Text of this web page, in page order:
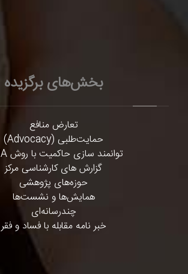
بخش‌های برگزیده
تعارض منافع
حمایت‌طلبی (Advocacy)
توانمند سازی حاکمیت با روش PDIA
گزارش های کارشناسی مرکز
حوزه‌های پژوهشی
همایش‌ها و نشست‌ها
چندرسانه‌ای
خبر نامه مقابله با فساد و فقر